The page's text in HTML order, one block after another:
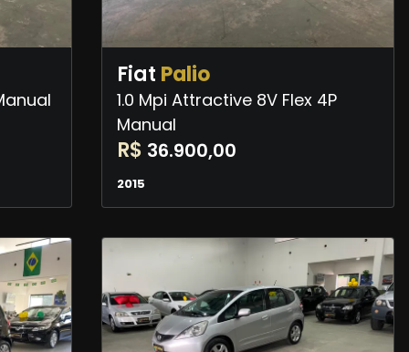
Fiat Palio
1.0 Mpi Attractive 8V Flex 4P
Manual
R$ 36.900,00
2015